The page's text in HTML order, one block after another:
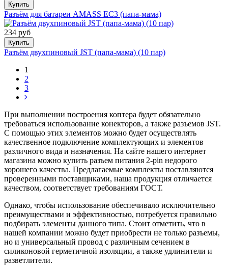
Купить
Разъём для батареи AMASS EC3 (папа-мама)
234 руб
Купить
Разъём двухпиновый JST (папа-мама) (10 пар)
1
2
3
При выполнении построения коптера будет обязательно
требоваться использование конекторов, а также разъемов JST.
С помощью этих элементов можно будет осуществлять
качественное подключение комплектующих и элементов
различного вида и назначения. На сайте нашего интернет
магазина можно купить разъем питания 2-pin недорого
хорошего качества. Предлагаемые комплекты поставляются
проверенными поставщиками, наша продукция отличается
качеством, соответствует требованиям ГОСТ.
Однако, чтобы использование обеспечивало исключительно
преимуществами и эффективностью, потребуется правильно
подбирать элементы данного типа. Стоит отметить, что в
нашей компании можно будет приобрести не только разъемы,
но и универсальный провод с различным сечением в
силиконовой герметичной изоляции, а также удлинители и
разветлители.